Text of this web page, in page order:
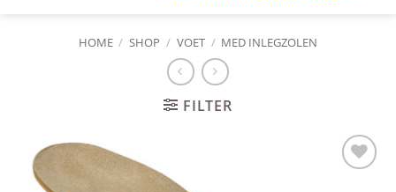
HOME / SHOP / VOET / MED INLEGZOLEN
FILTER